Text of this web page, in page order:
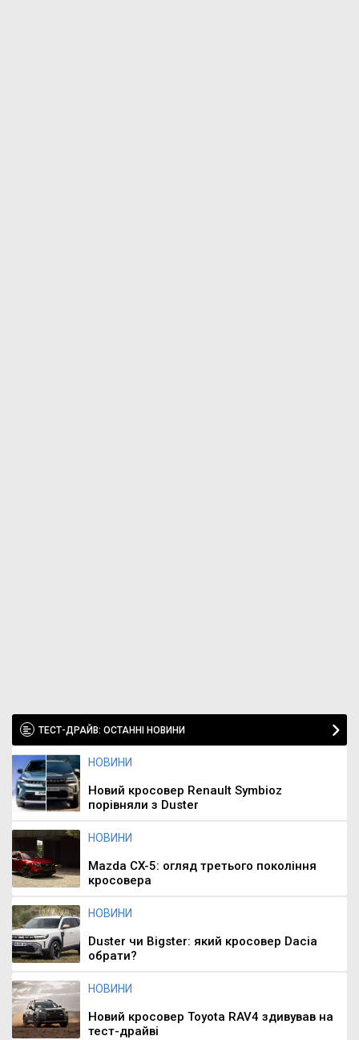
ТЕСТ-ДРАЙВ: ОСТАННІ НОВИНИ
НОВИНИ
Новий кросовер Renault Symbioz
порівняли з Duster
НОВИНИ
Mazda CX-5: огляд третього покоління
кросовера
НОВИНИ
Duster чи Bigster: який кросовер Dacia
обрати?
НОВИНИ
Новий кросовер Toyota RAV4 здивував на
тест-драйві